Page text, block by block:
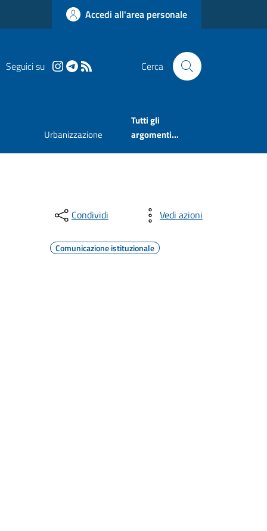
Accedi all'area personale
Seguici su Cerca
Urbanizzazione
Tutti gli
argomenti...
Condividi Vedi azioni
Comunicazione istituzionale